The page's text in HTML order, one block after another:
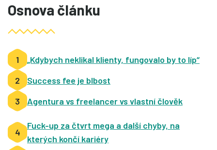
Osnova článku
1
„Kdybych neklikal klienty, fungovalo by to líp“
2
Success fee je blbost
3
Agentura vs freelancer vs vlastní člověk
4
Fuck-up za čtvrt mega a další chyby, na
kterých končí kariéry